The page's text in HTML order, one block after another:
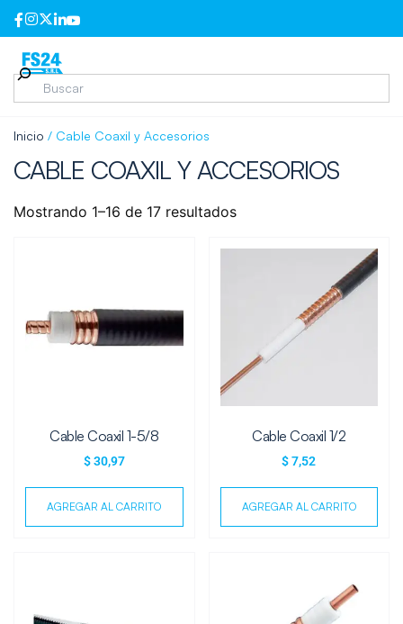
Inicio / Cable Coaxil y Accesorios
CABLE COAXIL Y ACCESORIOS
Mostrando 1–16 de 17 resultados
Cable Coaxil 1-5/8
$30,97
AGREGAR AL CARRITO
Cable Coaxil 1/2
$7,52
AGREGAR AL CARRITO